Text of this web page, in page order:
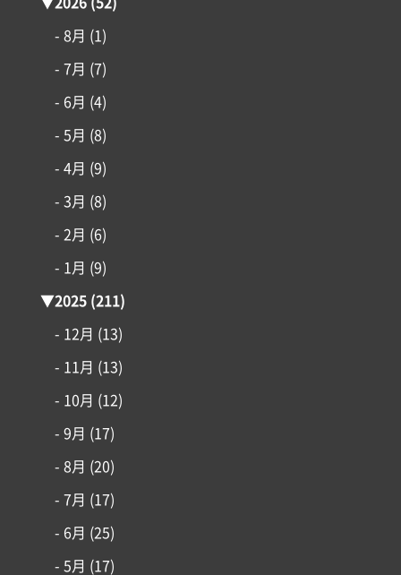
リフォーム・リノベーション
土地情報
インフォメーション
- 8月 (1)
- 7月 (7)
- 6月 (4)
- 5月 (8)
- 4月 (9)
- 3月 (8)
- 2月 (6)
- 1月 (9)
▼2025(211)
- 12月 (13)
- 11月 (13)
- 10月 (12)
- 9月 (17)
- 8月 (20)
- 7月 (17)
- 6月 (25)
- 5月 (17)